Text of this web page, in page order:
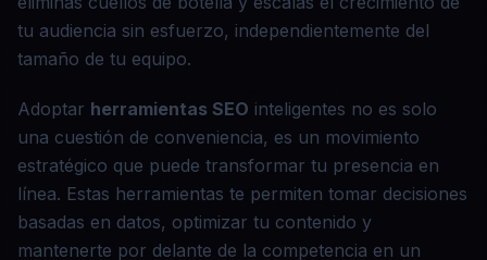
tu audiencia sin esfuerzo, independientemente del
tamaño de tu equipo.
Adoptar herramientas SEO inteligentes no es solo
una cuestión de conveniencia, es un movimiento
estratégico que puede transformar tu presencia en
línea. Estas herramientas te permiten tomar decisiones
basadas en datos, optimizar tu contenido y
mantenerte por delante de la competencia en un